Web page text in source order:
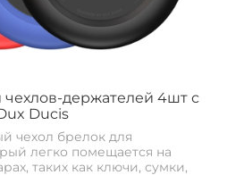
держателей 4шт с
Ducis
чехол брелок для
легко помещается на
таких как ключи, сумки,